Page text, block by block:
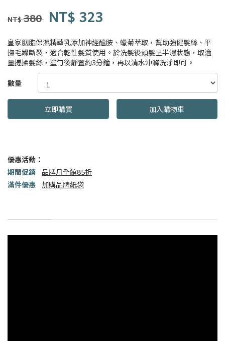
Y0140-
1
lit-
tê-
NT$380 NT$ 323
皇家胭脂保濕精華乳添加神經醯胺、蠟菊萃取，幫助強健髮絲、平
撫毛躁斷裂，適合乾性髮質使用。於洗髮後頭髮呈半濕狀態，取適
量搓揉髮絲，塗勻後靜置約3分鐘，再以清水沖滌洗淨即可。
GOODS000000000000001985628
數量
立即購買 加入購物車
優惠活動：
期間促銷 品牌月全館85折
滿件優惠 加購品牌紙袋